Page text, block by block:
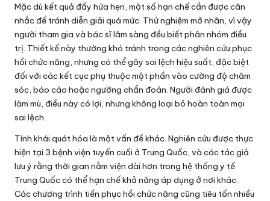
Mặc dù kết quả đầy hứa hẹn, một số hạn chế cần được cân
nhắc để tránh diễn giải quá mức. Thử nghiệm mở nhãn, vì vậy
người tham gia và bác sĩ lâm sàng đều biết phân nhóm điều
trị. Thiết kế này thường khó tránh trong các nghiên cứu phục
hồi chức năng, nhưng có thể gây sai lệch hiệu suất, đặc biệt
đối với các kết cục phụ thuộc một phần vào cường độ chăm
sóc, báo cáo hoặc ngưỡng chẩn đoán. Người đánh giá được
làm mù, điều này có lợi, nhưng không loại bỏ hoàn toàn mọi
sai lệch.
Tính khái quát hóa là một vấn đề khác. Nghiên cứu được thực
hiện tại 3 bệnh viện tuyến cuối ở Trung Quốc, và các tác giả
lưu ý rằng thời gian nằm viện dài hơn trong hệ thống y tế
Trung Quốc có thể hạn chế khả năng áp dụng ở nơi khác.
Các chương trình tiền phục hồi chức năng cũng tiêu tốn nhiều